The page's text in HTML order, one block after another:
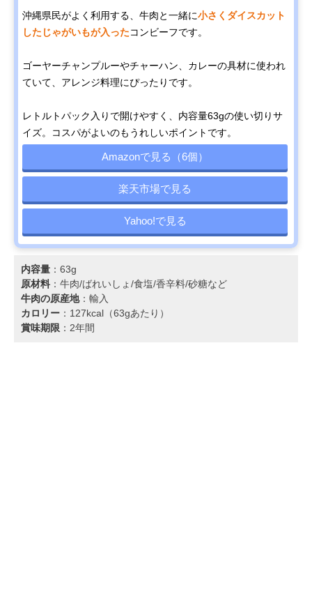
沖縄県民がよく利用する、牛肉と一緒に小さくダイスカット
したじゃがいもが入ったコンビーフです。
ゴーヤーチャンプルーやチャーハン、カレーの具材に使われ
ていて、アレンジ料理にぴったりです。
レトルトパック入りで開けやすく、内容量63gの使い切りサ
イズ。コスパがよいのもうれしいポイントです。
Amazonで見る（6個）
楽天市場で見る
Yahoo!で見る
内容量 ：63g
原材料 ：牛肉/ばれいしょ/食塩/香辛料/砂糖など
牛肉の原産地：輸入
カロリー ：127kcal（63gあたり）
賞味期限 ：2年間